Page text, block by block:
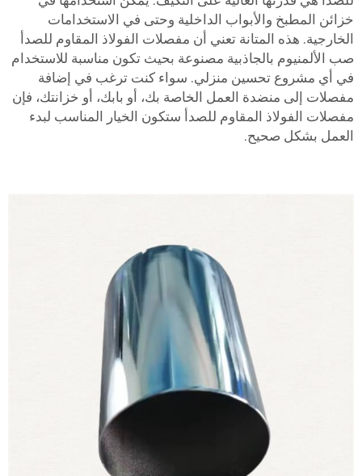
المطبخ والأبواب الداخلية وحتى في الاستخدامات
هذه المتانة تعني أن مفصلات الفولاذ المقاوم للصدأ
الألمنيوم بالجاذبيةمصنوعة بحيث تكون مناسبة للاستخدام
أي مشروع تحسين منزلي. سواء كنت ترغب في إضافة
إلى منضدة العمل الخاصة بك، أو بابك، أو خزانتك، فإن
الفولاذ المقاوم للصدأ ستكون الخيار المناسب لبدء
بشكل صحيح.